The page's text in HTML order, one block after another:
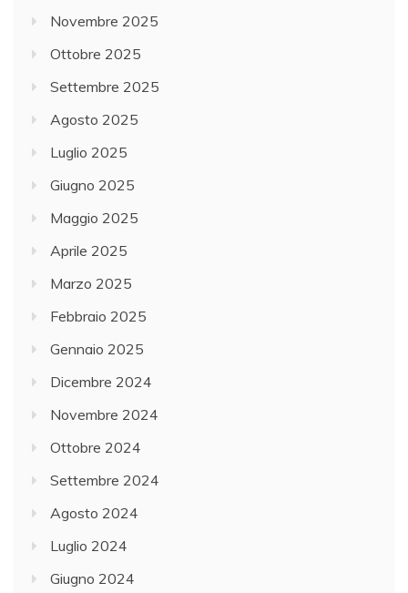
Novembre 2025
Ottobre 2025
Settembre 2025
Agosto 2025
Luglio 2025
Giugno 2025
Maggio 2025
Aprile 2025
Marzo 2025
Febbraio 2025
Gennaio 2025
Dicembre 2024
Novembre 2024
Ottobre 2024
Settembre 2024
Agosto 2024
Luglio 2024
Giugno 2024